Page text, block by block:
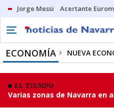
Jorge Messi Acertante
ECONOMÍA NUEVA
EL TIEMPO
Varias zonas de Navarra en